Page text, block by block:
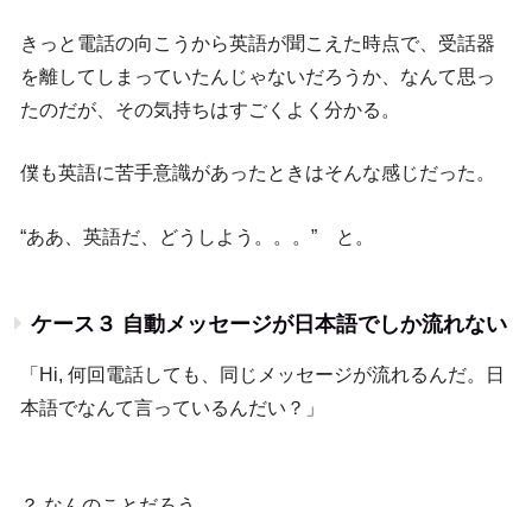
きっと電話の向こうから英語が聞こえた時点で、受話器
を離してしまっていたんじゃないだろうか、なんて思っ
たのだが、その気持ちはすごくよく分かる。
僕も英語に苦手意識があったときはそんな感じだった。
“ああ、英語だ、どうしよう。。。” と。
ケース３ 自動メッセージが日本語でしか流れない
「Hi, 何回電話しても、同じメッセージが流れるんだ。日
本語でなんて言っているんだい？」